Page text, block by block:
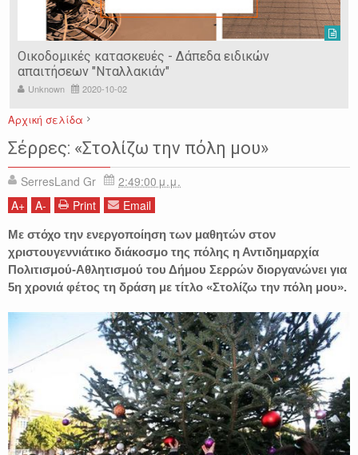
Οικοδομικές κατασκευές - Δάπεδα ειδικών
απαιτήσεων "Νταλλακιάν"
Unknown 2020-10-02
Αρχική σελίδα
ΕΙΔΗΣΕΙΣ
ΚΟΙΝΩΝΙΑ ΠΛΑΤΕΙΑ ΕΛΕΥΘΕΡΙΑΣ ΣΕΡΡΕΣ
Σέρρες: «Στολίζω την πόλη μου»
SerresLand Gr
2:49:00 μ.μ.
A+ A- Print Email
Με στόχο την ενεργοποίηση των μαθητών στον
χριστουγεννιάτικο διάκοσμο της πόλης η Αντιδημαρχία
Πολιτισμού-Αθλητισμού του Δήμου Σερρών διοργανώνει για
5η χρονιά φέτος τη δράση με τίτλο «Στολίζω την πόλη μου».
Panserraikos FC
Ikaroi B.C.